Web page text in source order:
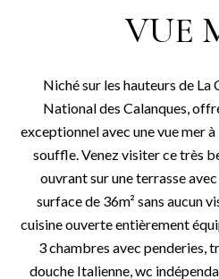
VUE
Niché sur les hauteurs de
National des Calanques,
exceptionnel avec une vue mer
souffle. Venez visiter ce très
ouvrant sur une terrasse
surface de 36m² sans aucun
cuisine ouverte entièrement
3 chambres avec penderies,
douche Italienne, wc